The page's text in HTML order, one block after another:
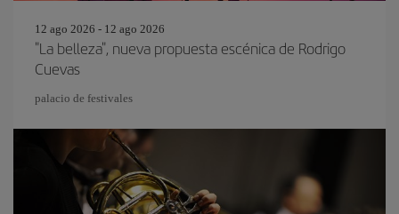
12 ago 2026 - 12 ago 2026
"La belleza", nueva propuesta escénica de Rodrigo
Cuevas
palacio de festivales